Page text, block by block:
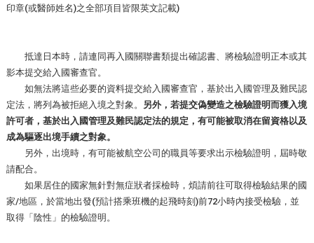
印章(或醫師姓名)之全部項目皆限英文記載)
抵達日本時，請連同再入國關聯書類提出確認書、將檢驗證明正本或其
影本提交給入國審查官。
如無法將這些必要的資料提交給入國審查官，基於出入國管理及難民認
定法，將列為被拒絕入境之對象。
另外，若提交偽變造之檢驗證明而獲入境
許可者，基於出入國管理及難民認定法的規定，有可能被取消在留資格以及
成為驅逐出境手續之對象。
另外，出境時，有可能被航空公司的職員等要求出示檢驗證明，屆時敬
請配合。
如果居住的國家無針對無症狀者採檢時，煩請前往可取得檢驗結果的國
家/地區，於當地出發(預計搭乘班機的起飛時刻)前72小時內接受檢驗，並
取得「陰性」的檢驗證明。